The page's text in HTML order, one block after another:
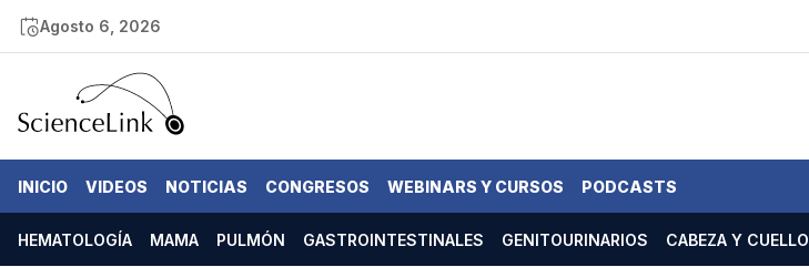
Agosto 6, 2026
INICIO VIDEOS NOTICIAS CONGRESOS WEBINARS Y CURSOS PODCASTS
HEMATOLOGÍA MAMA PULMÓN GASTROINTESTINALES GENITOURINARIOS CABEZA Y CUELLO